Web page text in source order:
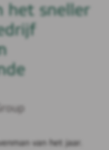
het sneller
van het jaar.